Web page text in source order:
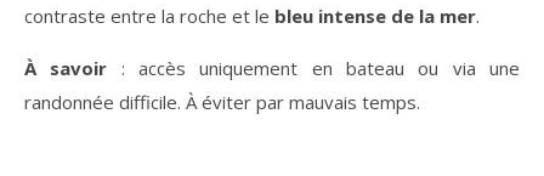
contraste entre la roche et le bleu intense de la mer.
À savoir : accès uniquement en bateau ou via une
randonnée difficile. À éviter par mauvais temps.